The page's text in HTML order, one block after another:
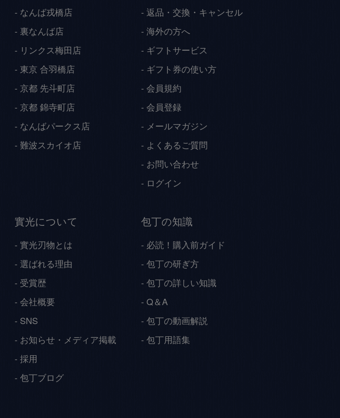
なんば戎橋店
裏なんば店
リンクス梅田店
東京 合羽橋店
京都 先斗町店
京都 錦寺町店
なんばパークス店
難波スカイオ店
返品・交換・キャンセル
海外の方へ
ギフトサービス
ギフト券の使い方
会員規約
会員登録
メールマガジン
よくあるご質問
お問い合わせ
ログイン
實光について
實光刃物とは
選ばれる理由
受賞歴
会社概要
SNS
お知らせ・メディア掲載
採用
包丁ブログ
包丁の知識
必読！購入前ガイド
包丁の研ぎ方
包丁の詳しい知識
Q＆A
包丁の動画解説
包丁用語集